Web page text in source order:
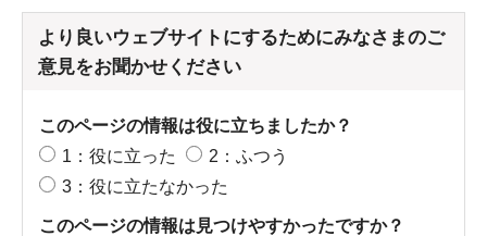
より良いウェブサイトにするためにみなさまのご
意見をお聞かせください
このページの情報は役に立ちましたか？
1：役に立った
2：ふつう
3：役に立たなかった
このページの情報は見つけやすかったですか？